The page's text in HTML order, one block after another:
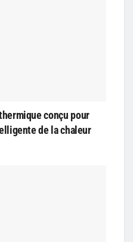
conçu pour
de la chaleur